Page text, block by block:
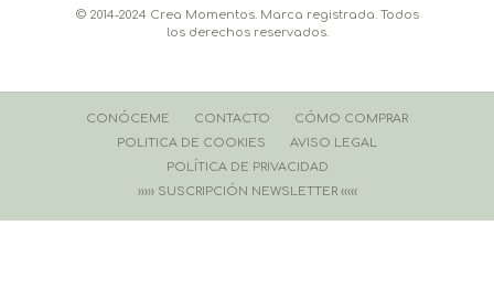
© 2014-2024 Crea Momentos. Marca registrada. Todos
los derechos reservados.
CONÓCEME CONTACTO
CÓMO COMPRAR
POLITICA DE COOKIES
AVISO LEGAL
POLÍTICA DE PRIVACIDAD
››››› SUSCRIPCIÓN NEWSLETTER ‹‹‹‹‹